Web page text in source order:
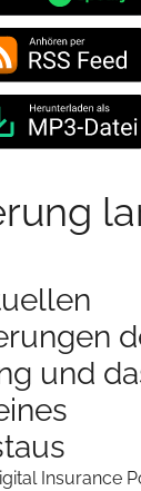
und
Insurance